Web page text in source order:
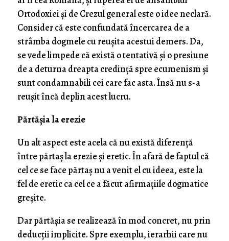
Ortodoxiei și de Crezul general este o idee neclară.
Consider că este confundată încercarea de a
strâmba dogmele cu reușita acestui demers. Da,
se vede limpede că există o tentativă și o presiune
de a deturna dreapta credință spre ecumenism și
sunt condamnabili cei care fac asta. Însă nu s-a
reușit încă deplin acest lucru.
Părtășia la erezie
Un alt aspect este acela că nu există diferență
între părtaș la erezie și eretic. În afară de faptul că
cel ce se face părtaș nu a venit el cu ideea, este la
fel de eretic ca cel ce a făcut afirmațiile dogmatice
greșite.
Dar părtășia se realizează în mod concret, nu prin
deducții implicite. Spre exemplu, ierarhii care nu